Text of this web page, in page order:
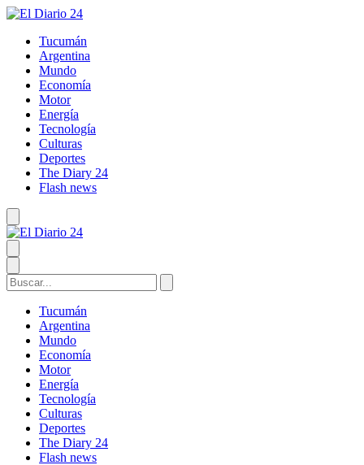
Tucumán
Argentina
Mundo
Economía
Motor
Energía
Tecnología
Culturas
Deportes
The Diary 24
Flash news
Tucumán
Argentina
Mundo
Economía
Motor
Energía
Tecnología
Culturas
Deportes
The Diary 24
Flash news